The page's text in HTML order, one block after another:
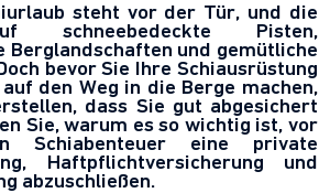
steht vor der Tür, und die
schneebedeckte Pisten,
Berglandschaften und gemütliche
bevor Sie Ihre Schiausrüstung
den Weg in die Berge machen,
dass Sie gut abgesichert
Sie, warum es so wichtig ist, vor
Schiabenteuer eine private
Haftpflichtversicherung und
abzuschließen.